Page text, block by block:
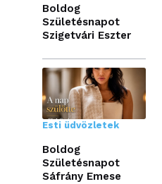
Boldog
Születésnapot
Szigetvári Eszter
Esti üdvözletek
Boldog
Születésnapot
Sáfrány Emese